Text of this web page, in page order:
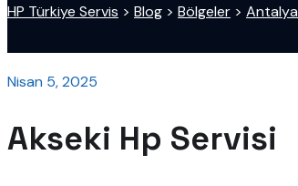
HP Türkiye Servis > Blog > Bölgeler > Antalya
Nisan 5, 2025
Akseki Hp Servisi